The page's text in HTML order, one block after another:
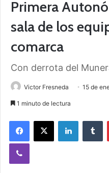
Primera
sala de los
comarca
Con derrota del
Victor Fresneda 15 de
1 minuto de lectura